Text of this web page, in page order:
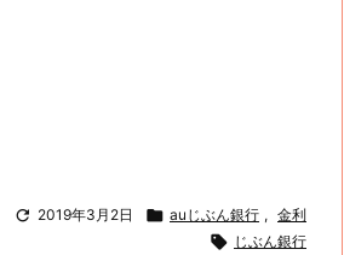
 2019年3月2日  auじぶん銀行 , 金利
 じぶん銀行